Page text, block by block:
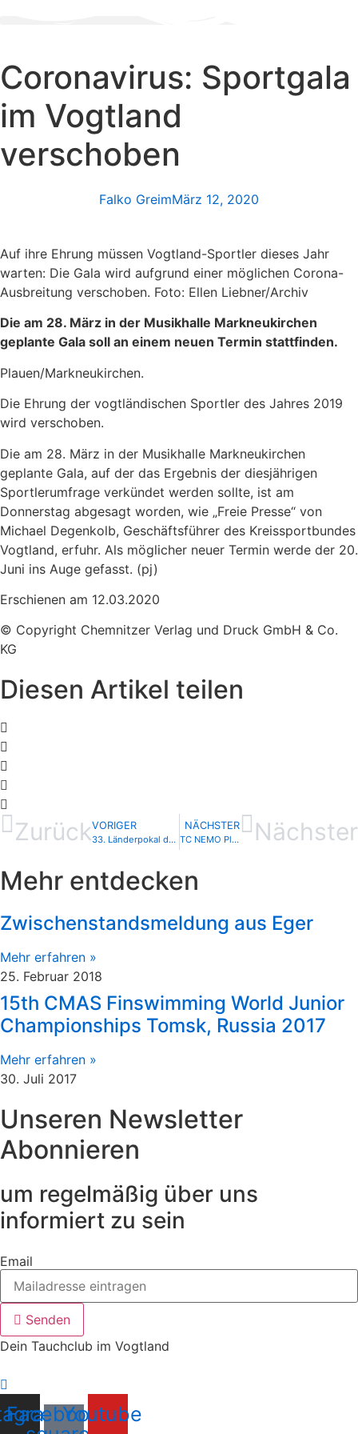
wechseln
Coronavirus: Sportgala
im Vogtland
verschoben
Falko GreimMärz 12, 2020
Auf ihre Ehrung müssen Vogtland-Sportler dieses Jahr
warten: Die Gala wird aufgrund einer möglichen Corona-
Ausbreitung verschoben. Foto: Ellen Liebner/Archiv
Die am 28. März in der Musikhalle Markneukirchen
geplante Gala soll an einem neuen Termin stattfinden.
Plauen/Markneukirchen.
Die Ehrung der vogtländischen Sportler des Jahres 2019
wird verschoben.
Die am 28. März in der Musikhalle Markneukirchen
geplante Gala, auf der das Ergebnis der diesjährigen
Sportlerumfrage verkündet werden sollte, ist am
Donnerstag abgesagt worden, wie „Freie Presse“ von
Michael Degenkolb, Geschäftsführer des Kreissportbundes
Vogtland, erfuhr. Als möglicher neuer Termin werde der 20.
Juni ins Auge gefasst. (pj)
Erschienen am 12.03.2020
© Copyright Chemnitzer Verlag und Druck GmbH & Co.
KG
Diesen Artikel teilen
ZurückVORIGER
33. Länderpokal des VDST
NÄCHSTER
TC NEMO Plauen setzt Trainingsbetrieb aus Nächster
Mehr entdecken
Zwischenstandsmeldung aus Eger
Mehr erfahren »
25. Februar 2018
15th CMAS Finswimming World Junior
Championships Tomsk, Russia 2017
Mehr erfahren »
30. Juli 2017
Unseren Newsletter
Abonnieren
um regelmäßig über uns
informiert zu sein
Email
Senden
Dein Tauchclub im Vogtland
Facebook-
Youtube